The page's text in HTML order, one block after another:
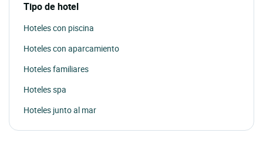
Tipo de hotel
Hoteles con piscina
Hoteles con aparcamiento
Hoteles familiares
Hoteles spa
Hoteles junto al mar